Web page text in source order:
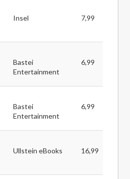
Insel 7,99
Bastei
Entertainment
6,99
Bastei
Entertainment
6,99
Ullstein eBooks 16,99